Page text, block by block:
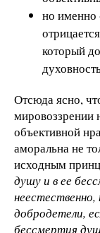
но именно
который
Отсюда ясно,
мировоззрении
объективной
аморальна не
исходным
душу и в ее
добродетели,
бессмертия